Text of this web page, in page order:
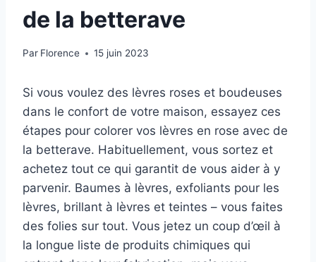
de la betterave
Par Florence 15 juin 2023
Si vous voulez des lèvres roses et boudeuses
dans le confort de votre maison, essayez ces
étapes pour colorer vos lèvres en rose avec de
la betterave. Habituellement, vous sortez et
achetez tout ce qui garantit de vous aider à y
parvenir. Baumes à lèvres, exfoliants pour les
lèvres, brillant à lèvres et teintes – vous faites
des folies sur tout. Vous jetez un coup d’œil à
la longue liste de produits chimiques qui